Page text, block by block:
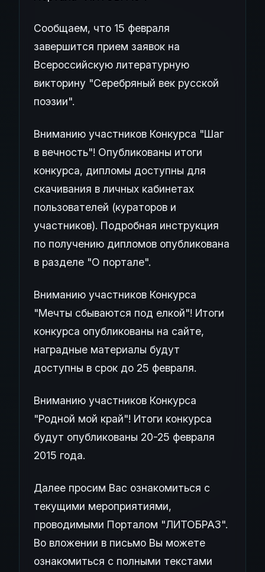
Сообщаем, что 15 февраля
завершится прием заявок на
Всероссийскую литературную
викторину "Серебряный век русской
поэзии".
Вниманию участников Конкурса "Шаг
в вечность"! Опубликованы итоги
конкурса, дипломы доступны для
скачивания в личных кабинетах
пользователей (кураторов и
участников). Подробная инструкция
по получению дипломов опубликована
в разделе "О портале".
Вниманию участников Конкурса
"Мечты сбываются под елкой"! Итоги
конкурса опубликованы на сайте,
наградные материалы будут
доступны в срок до 25 февраля.
Вниманию участников Конкурса
"Родной мой край"! Итоги конкурса
будут опубликованы 20-25 февраля
2015 года.
Далее просим Вас ознакомиться с
текущими мероприятиями,
проводимыми Порталом "ЛИТОБРАЗ".
Во вложении в письмо Вы можете
ознакомиться с полными текстами